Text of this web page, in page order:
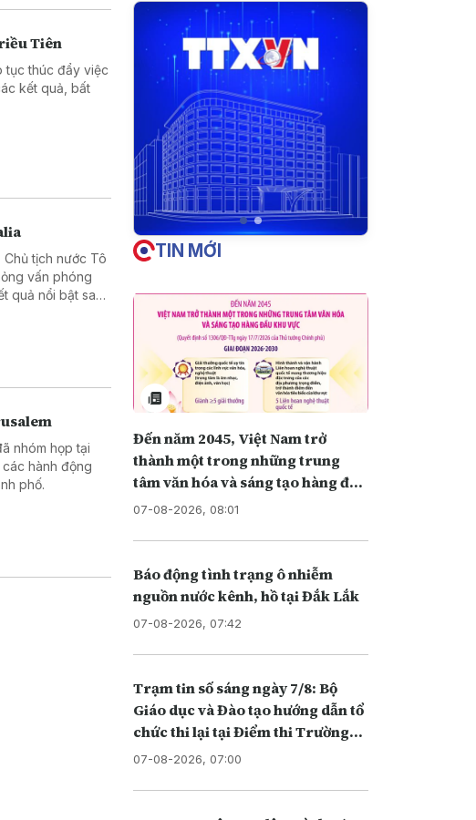
Tiên
tục thúc đẩy việc
kết quả, bất
Chủ tịch nước Tô
vấn phóng
quả nổi bật sau
nhóm họp tại
hành động
phố.
TIN MỚI
Đến năm 2045, Việt Nam trở
thành một trong những trung
tâm văn hóa và sáng tạo hàng đầu
khu vực
07-08-2026, 08:01
Báo động tình trạng ô nhiễm
nguồn nước kênh, hồ tại Đắk Lắk
07-08-2026, 07:42
Trạm tin số sáng ngày 7/8: Bộ
Giáo dục và Đào tạo hướng dẫn tổ
chức thi lại tại Điểm thi Trường
THPT chuyên Tuyên Quang
07-08-2026, 07:00